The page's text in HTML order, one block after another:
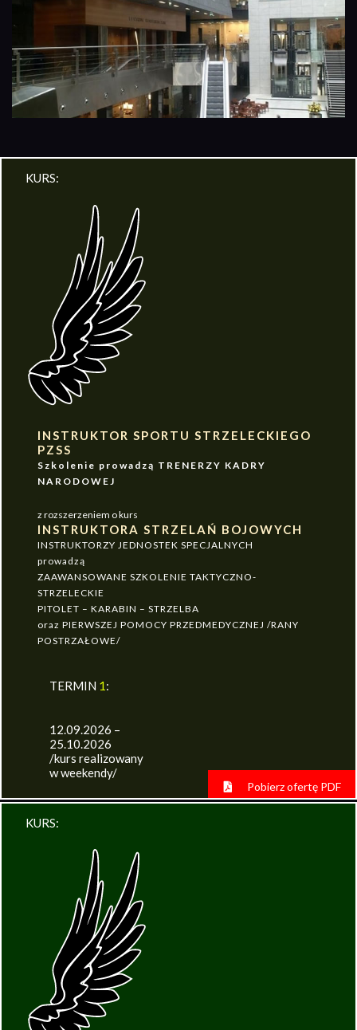
KURS:
INSTRUKTOR SPORTU STRZELECKIEGO
PZSS
Szkolenie prowadzą TRENERZY KADRY
NARODOWEJ
z rozszerzeniem o kurs
INSTRUKTORA STRZELAŃ BOJOWYCH
INSTRUKTORZY JEDNOSTEK SPECJALNYCH
prowadzą
ZAAWANSOWANE SZKOLENIE TAKTYCZNO-
STRZELECKIE
PITOLET – KARABIN – STRZELBA
oraz PIERWSZEJ POMOCY PRZEDMEDYCZNEJ /RANY
POSTRZAŁOWE/
TERMIN 1:
12.09.2026 –
25.10.2026
/kurs realizowany
w weekendy/
Pobierz ofertę PDF
KURS: